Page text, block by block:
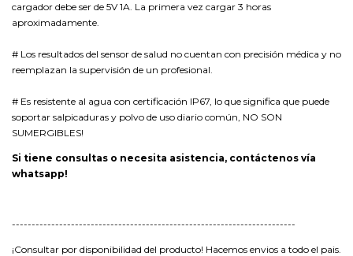
cargador debe ser de 5V 1A. La primera vez cargar 3 horas
aproximadamente.
# Los resultados del sensor de salud no cuentan con precisión médica y no
reemplazan la supervisión de un profesional.
# Es resistente al agua con certificación IP67, lo que significa que puede
soportar salpicaduras y polvo de uso diario común, NO SON
SUMERGIBLES!
Si tiene consultas o necesita asistencia, contáctenos vía
whatsapp!
------------------------------------------------------------------------
¡Consultar por disponibilidad del producto! Hacemos envios a todo el pais.